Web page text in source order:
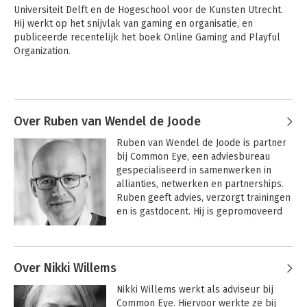
Management in
netwerken
Procesmanagement
Universiteit Delft en de Hogeschool voor de Kunsten Utrecht.
Hij werkt op het snijvlak van gaming en organisatie, en
publiceerde recentelijk het boek Online Gaming and Playful
Organization.
Over Ruben van Wendel de Joode
Ruben van Wendel de Joode is partner
bij Common Eye, een adviesbureau
gespecialiseerd in samenwerken in
allianties, netwerken en partnerships.
Ruben geeft advies, verzorgt trainingen
en is gastdocent. Hij is gepromoveerd
Wendel de Joode
Over Nikki Willems
Nikki Willems werkt als adviseur bij
Common Eye. Hiervoor werkte ze bij